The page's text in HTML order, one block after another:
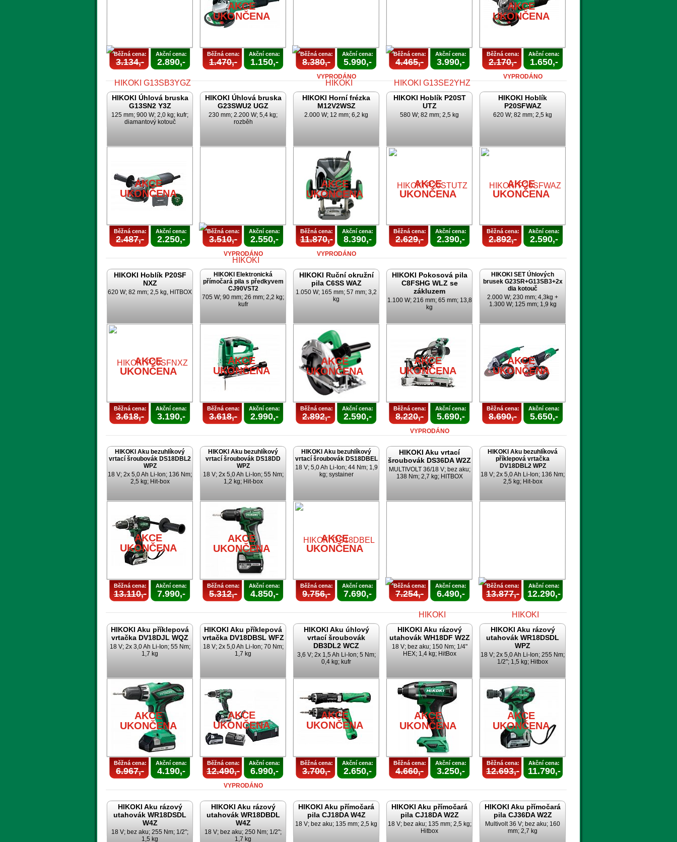
Běžná cena:
3.134,-
Akční cena:
2.890,-
AKCE
UKONČENA
Běžná cena:
1.470,-
Akční cena:
1.150,-
AKCE
UKONČENA
Běžná cena:
8.380,-
Akční cena:
5.990,-
VYPRODÁNO
Běžná cena:
4.465,-
Akční cena:
3.990,-
AKCE
UKONČENA
Běžná cena:
2.170,-
Akční cena:
1.650,-
VYPRODÁNO
HIKOKI Úhlová bruska
G13SN2 Y3Z
125 mm; 900 W; 2,0 kg; kufr;
diamantový kotouč
AKCE
UKONČENA
Běžná cena:
2.487,-
Akční cena:
2.250,-
HIKOKI Úhlová bruska
G23SWU2 UGZ
230 mm; 2.200 W; 5,4 kg;
rozběh
UKONČENA
Běžná cena:
3.510,-
Akční cena:
2.550,-
VYPRODÁNO
HIKOKI Horní frézka
M12V2WSZ
2.000 W; 12 mm; 6,2 kg
AKCE
UKONČENA
Běžná cena:
11.870,-
Akční cena:
8.390,-
VYPRODÁNO
HIKOKI Hoblík P20ST
UTZ
580 W; 82 mm; 2,5 kg
AKCE
UKONČENA
Běžná cena:
2.629,-
Akční cena:
2.390,-
HIKOKI Hoblík
P20SFWAZ
620 W; 82 mm; 2,5 kg
AKCE
UKONČENA
Běžná cena:
2.892,-
Akční cena:
2.590,-
HIKOKI Hoblík P20SF
NXZ
620 W; 82 mm; 2,5 kg, HITBOX
AKCE
UKONČENA
Běžná cena:
3.618,-
Akční cena:
3.190,-
HIKOKI Elektronická
přímočará pila s předkyvem
CJ90VST2
705 W; 90 mm; 26 mm; 2,2 kg;
kufr
AKCE
UKONČENA
Běžná cena:
3.618,-
Akční cena:
2.990,-
HIKOKI Ruční okružní
pila C6SS WAZ
1.050 W; 165 mm; 57 mm; 3,2
kg
AKCE
UKONČENA
Běžná cena:
2.892,-
Akční cena:
2.590,-
HIKOKI Pokosová pila
C8FSHG WLZ se
zákluzem
1.100 W; 216 mm; 65 mm; 13,8
kg
AKCE
UKONČENA
Běžná cena:
8.220,-
Akční cena:
5.690,-
VYPRODÁNO
HIKOKI SET Úhlových
brusek G23SR+G13SB3+2x
dia kotouč
2.000 W; 230 mm; 4,3kg +
1.300 W; 125 mm; 1,9 kg
AKCE
UKONČENA
Běžná cena:
8.690,-
Akční cena:
5.650,-
HIKOKI Aku bezuhlíkový
vrtací šroubovák DS18DBL2
WPZ
18 V; 2x 5,0 Ah Li-Ion; 136 Nm;
2,5 kg; Hit-box
AKCE
UKONČENA
Běžná cena:
13.110,-
Akční cena:
7.990,-
HIKOKI Aku bezuhlíkový
vrtací šroubovák DS18DD
WPZ
18 V; 2x 5,0 Ah Li-Ion; 55 Nm;
1,2 kg; Hit-box
AKCE
UKONČENA
Běžná cena:
5.312,-
Akční cena:
4.850,-
HIKOKI Aku bezuhlíkový
vrtací šroubovák DS18DBEL
18 V; 5,0 Ah Li-Ion; 44 Nm; 1,9
kg; systainer
AKCE
UKONČENA
Běžná cena:
9.756,-
Akční cena:
7.690,-
HIKOKI Aku vrtací
šroubovák DS36DA W2Z
MULTIVOLT 36/18 V; bez aku;
138 Nm; 2,7 kg; HITBOX
AKCE
UKONČENA
Běžná cena:
7.254,-
Akční cena:
6.490,-
HIKOKI Aku bezuhlíková
příklepová vrtačka
DV18DBL2 WPZ
18 V; 2x 5,0 Ah Li-Ion; 136 Nm;
2,5 kg; Hit-box
AKCE
UKONČENA
Běžná cena:
13.877,-
Akční cena:
12.290,-
HIKOKI Aku příklepová
vrtačka DV18DJL WQZ
18 V; 2x 3,0 Ah Li-Ion; 55 Nm;
1,7 kg
AKCE
UKONČENA
Běžná cena:
6.967,-
Akční cena:
4.190,-
HIKOKI Aku příklepová
vrtačka DV18DBSL WFZ
18 V; 2x 5,0 Ah Li-Ion; 70 Nm;
1,7 kg
AKCE
UKONČENA
Běžná cena:
12.490,-
Akční cena:
6.990,-
VYPRODÁNO
HIKOKI Aku úhlový
vrtací šroubovák
DB3DL2 WCZ
3,6 V; 2x 1,5 Ah Li-Ion; 5 Nm;
0,4 kg; kufr
AKCE
UKONČENA
Běžná cena:
3.700,-
Akční cena:
2.650,-
HIKOKI Aku rázový
utahovák WH18DF W2Z
18 V; bez aku; 150 Nm; 1/4"
HEX; 1,4 kg; HitBox
AKCE
UKONČENA
Běžná cena:
4.660,-
Akční cena:
3.250,-
HIKOKI Aku rázový
utahovák WR18DSDL
WPZ
18 V; 2x 5,0 Ah Li-Ion; 255 Nm;
1/2"; 1,5 kg; Hitbox
AKCE
UKONČENA
Běžná cena:
12.693,-
Akční cena:
11.790,-
HIKOKI Aku rázový
utahovák WR18DSDL
W4Z
18 V; bez aku; 255 Nm; 1/2";
1,5 kg
HIKOKI Aku rázový
utahovák WR18DBDL
W4Z
18 V; bez aku; 250 Nm; 1/2";
1,7 kg
HIKOKI Aku přímočará
pila CJ18DA W4Z
18 V; bez aku; 135 mm; 2,5 kg
HIKOKI Aku přímočará
pila CJ18DA W2Z
18 V; bez aku; 135 mm; 2,5 kg;
Hitbox
HIKOKI Aku přímočará
pila CJ36DA W2Z
Multivolt 36 V; bez aku; 160
mm; 2,7 kg